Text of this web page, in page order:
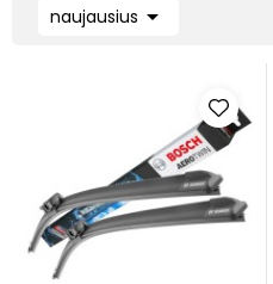
naujausius 